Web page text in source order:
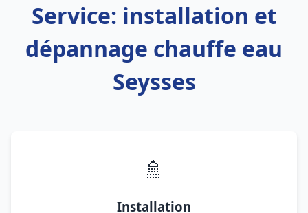
Service: installation et
dépannage chauffe eau
Seysses
🚿
Installation